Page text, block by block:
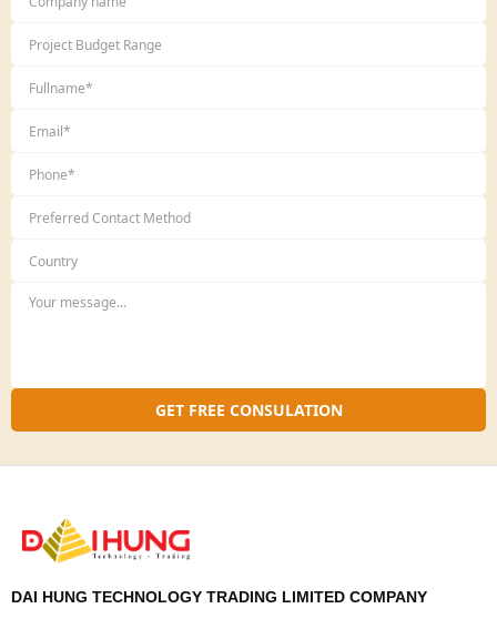
Đơn xin việc: Tự biên soạn.
Thông tin ứng viên: Theo mẫu của
Chi tiết vui lòng tham khảo tại:
Công ty cổ phần phát triển nguồn mở Việt Nam.
Trụ sở chính: Tầng 6, tòa nhà Sông Đà, 131 Trần Phú, Văn
- Email:contact@vinades.vn- Website:
http://www.vinades.vnGET FREE CONSULATION
DAI HUNG TECHNOLOGY TRADING LIMITED COMPANY